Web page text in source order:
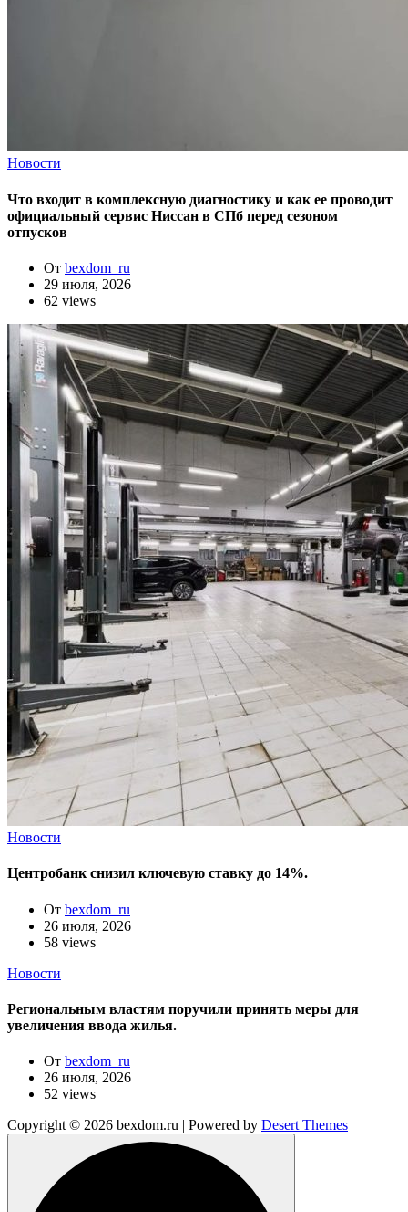
Новости
Что входит в комплексную диагностику и как ее проводит
официальный сервис Ниссан в СПб перед сезоном
отпусков
От bexdom_ru
29 июля, 2026
62 views
Новости
Центробанк снизил ключевую ставку до 14%.
От bexdom_ru
26 июля, 2026
58 views
Новости
Региональным властям поручили принять меры для
увеличения ввода жилья.
От bexdom_ru
26 июля, 2026
52 views
Copyright © 2026 bexdom.ru | Powered by Desert Themes